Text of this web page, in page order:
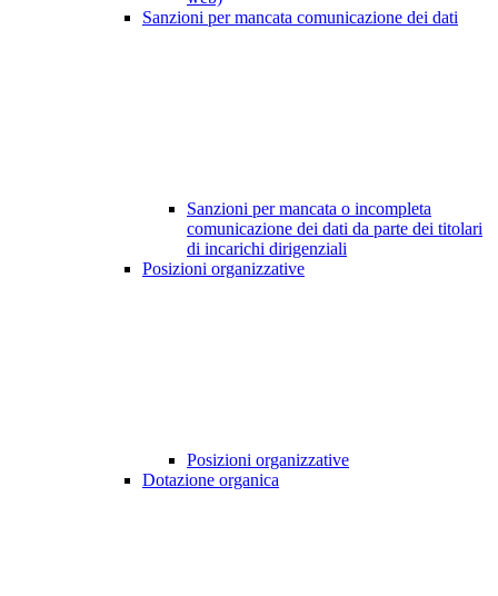
Sanzioni per mancata comunicazione dei dati
Sanzioni per mancata o incompleta
comunicazione dei dati da parte dei titolari
di incarichi dirigenziali
Posizioni organizzative
Posizioni organizzative
Dotazione organica